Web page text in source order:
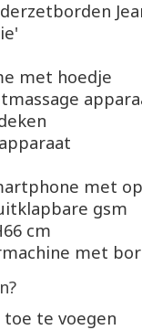
met hoedje
met
gsm
cm
met
te voegen